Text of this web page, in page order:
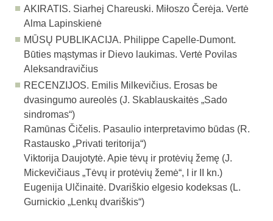
AKIRATIS. Siarhej Chareuski. Miłoszo Čerėja. Vertė
Alma Lapinskienė
MŪSŲ PUBLIKACIJA. Philippe Capelle-Dumont.
Būties mąstymas ir Dievo laukimas. Vertė Povilas
Aleksandravičius
RECENZIJOS. Emilis Milkevičius. Erosas be
dvasingumo aureolės (J. Skablauskaitės „Sado
sindromas“)
Ramūnas Čičelis. Pasaulio interpre­tavimo būdas (R.
Rastausko „Privati teritorija“)
Viktorija Daujotytė. Apie tėvų ir protėvių žemę (J.
Mickevičiaus „Tėvų ir protėvių žemė“, I ir II kn.)
Eugenija Ulčinaitė. Dvariškio elgesio kodeksas (L.
Gurnickio „Lenkų dvariškis“)